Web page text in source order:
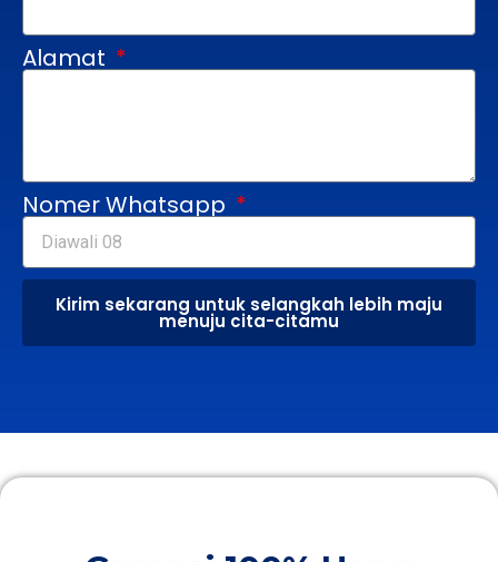
Alamat
Nomer Whatsapp
Kirim sekarang untuk selangkah lebih maju
menuju cita-citamu